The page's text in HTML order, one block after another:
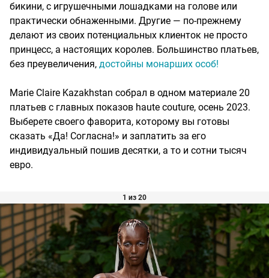
бикини, с игрушечными лошадками на голове или
практически обнаженными. Другие — по-прежнему
делают из своих потенциальных клиенток не просто
принцесс, а настоящих королев. Большинство платьев,
без преувеличения, достойны монарших особ!
Marie Claire Kazakhstan собрал в одном материале 20
платьев с главных показов haute couture, осень 2023.
Выберете своего фаворита, которому вы готовы
сказать «Да! Согласна!» и заплатить за его
индивидуальный пошив десятки, а то и сотни тысяч
евро.
1 из 20